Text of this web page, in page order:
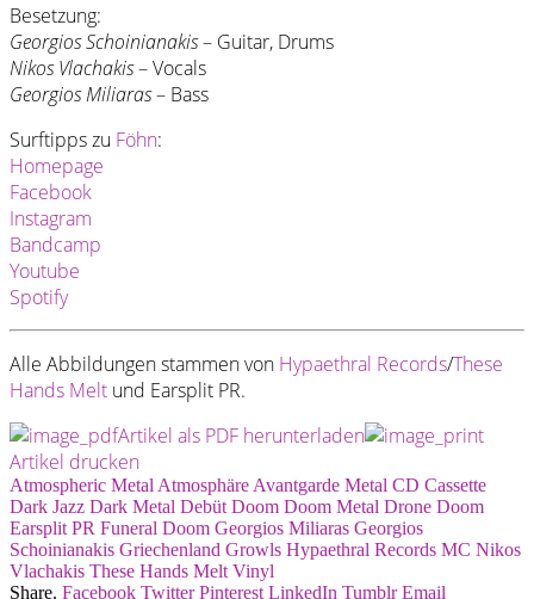
Besetzung:
Georgios Schoinianakis– Guitar, Drums
Nikos Vlachakis– Vocals
Georgios Miliaras– Bass
Surftipps zu Föhn:
Homepage
Facebook
Instagram
Bandcamp
Youtube
Spotify
Alle Abbildungen stammen von Hypaethral Records/These
Hands Melt und Earsplit PR.
Artikel als PDF herunterladen
Artikel drucken
Atmospheric Metal Atmosphäre Avantgarde Metal CD Cassette
Dark Jazz Dark Metal Debüt Doom Doom Metal Drone Doom
Earsplit PR Funeral Doom Georgios Miliaras Georgios
Schoinianakis Griechenland Growls Hypaethral Records MC Nikos
Vlachakis These Hands Melt Vinyl
Share. Facebook Twitter Pinterest LinkedIn Tumblr Email